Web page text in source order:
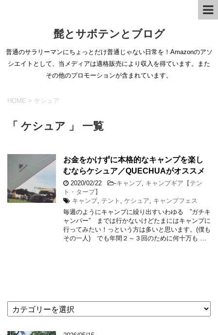
髭とサボテンとブログ
普通のサラリーマンにちょっとだけ普通じゃない日常を！Amazonのアソ
シエイトとして、当メディアは適格販売により収入を得ています。また
その他のプロモーションが含まれています。
HOME > ケシュア
「 ケシュア 」 一覧
お金をかけずに本格的なキャンプを楽し
むならケシュア／QUECHUAがオススメ
2020/02/22 -キャンプ, キャンプギア【テン
ト・タープ】
キャンプ, テント ケシュア
キャンプフェス
毎週のようにキャンプに繰り出すいわゆる ”ガチキ
ャンパー” までは行かないけどたまにはキャンプに
行ってみたい！っという方は多いと思います。(僕も
その一人) でも年間２～３回のために何十万も …
テ